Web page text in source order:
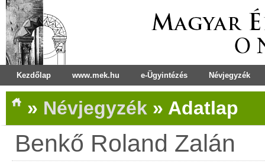
Kezdőlap www.mek.hu e-Ügyintézés Névjegyzék
» Névjegyzék » Adatlap
Benkő Roland Zalán